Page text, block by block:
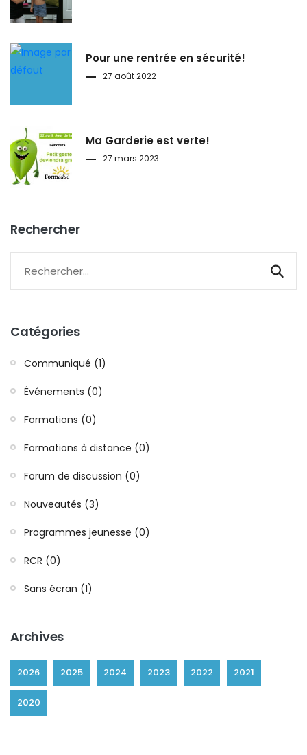
Pour une rentrée en sécurité!
27 août 2022
Ma Garderie est verte!
27 mars 2023
Rechercher
Catégories
Communiqué (1)
Événements (0)
Formations (0)
Formations à distance (0)
Forum de discussion (0)
Nouveautés (3)
Programmes jeunesse (0)
RCR (0)
Sans écran (1)
Archives
2026 2025 2024 2023 2022 2021
2020